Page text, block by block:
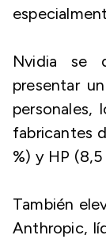
Nvidia se
presentar
personales,
fabricantes
%) y HP (8,5
También
Anthropic,